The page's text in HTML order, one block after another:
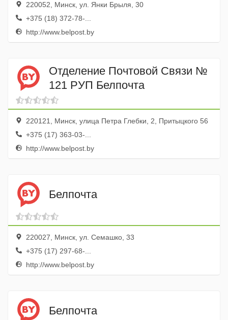
220052, Минск, ул. Янки Брыля, 30
+375 (18) 372-78-...
http://www.belpost.by
Отделение Почтовой Связи №
121 РУП Белпочта
220121, Минск, улица Петра Глебки, 2, Притыцкого 56
+375 (17) 363-03-...
http://www.belpost.by
Белпочта
220027, Минск, ул. Семашко, 33
+375 (17) 297-68-...
http://www.belpost.by
Белпочта